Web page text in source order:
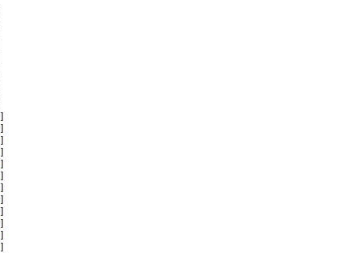
]
]
]
]
]
]
]
]
]
]
]
]